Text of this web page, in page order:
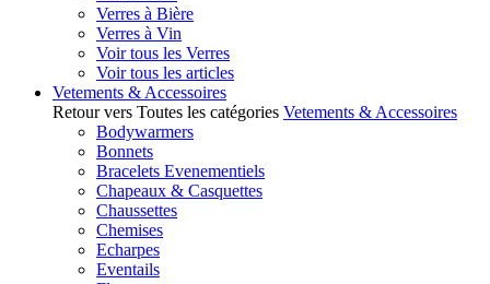
Verres à Bière
Verres à Vin
Voir tous les Verres
Voir tous les articles
Vetements & Accessoires
Retour vers Toutes les catégories Vetements & Accessoires
Bodywarmers
Bonnets
Bracelets Evenementiels
Chapeaux & Casquettes
Chaussettes
Chemises
Echarpes
Eventails